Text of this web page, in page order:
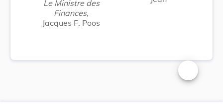
Le Ministre des
Finances,
Jacques F. Poos
Changer la